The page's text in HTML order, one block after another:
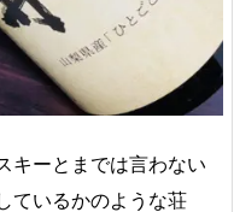
キーとまでは言わない
ているかのような荘